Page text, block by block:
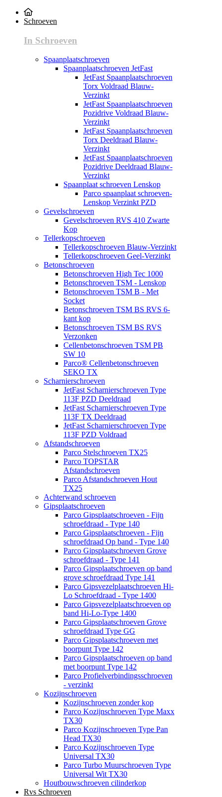
Schroeven
In Schroeven
Spaanplaatschroeven
Spaanplaatschroeven JetFast
JetFast Spaanplaatschroeven
Torx Voldraad Blauw-
Verzinkt
JetFast Spaanplaatschroeven
Pozidrive Voldraad Blauw-
Verzinkt
JetFast Spaanplaatschroeven
Torx Deeldraad Blauw-
Verzinkt
JetFast Spaanplaatschroeven
Pozidrive Deeldraad Blauw-
Verzinkt
Spaanplaat schroeven Lenskop
Parco spaanplaat schroeven-
Lenskop Verzinkt PZD
Gevelschroeven
Gevelschroeven RVS 410 Zwarte
Kop
Tellerkopschroeven
Tellerkopschroeven Blauw-Verzinkt
Tellerkopschroeven Geel-Verzinkt
Betonschroeven
Betonschroeven High Tec 1000
Betonschroeven TSM - Lenskop
Betonschroeven TSM B - Met
Socket
Betonschroeven TSM BS RVS 6-
kant kop
Betonschroeven TSM BS RVS
Verzonken
Cellenbetonschroeven TSM PB
SW 10
Parco® Cellenbetonschroeven
SEKO TX
Scharnierschroeven
JetFast Scharnierschroeven Type
113F PZD Deeldraad
JetFast Scharnierschroeven Type
113F TX Deeldraad
JetFast Scharnierschroeven Type
113F PZD Voldraad
Afstandschroeven
Parco Stelschroeven TX25
Parco TOPSTAR
Afstandschroeven
Parco Afstandschroeven Hout
TX25
Achterwand schroeven
Gipsplaatschroeven
Parco Gipsplaatschroeven - Fijn
schroefdraad - Type 140
Parco Gipsplaatschroeven - Fijn
schroefdraad Op band - Type 140
Parco Gipsplaatschroeven Grove
schroefdraad - Type 141
Parco Gipsplaatschroeven op band
grove schroefdraad Type 141
Parco Gipsvezelplaatschroeven Hi-
Lo Schroefdraad - Type 1400
Parco Gipsvezelplaatschroeven op
band Hi-Lo-Type 1400
Parco Gipsplaatschroeven Grove
schroefdraad Type GG
Parco Gipsplaatschroeven met
boorpunt Type 142
Parco Gipsplaatschroeven op band
met boorpunt Type 142
Parco Profielverbindingsschroeven
- verzinkt
Kozijnschroeven
Kozijnschroeven zonder kop
Parco Kozijnschroeven Type Maxx
TX30
Parco Kozijnschroeven Type Pan
Head TX30
Parco Kozijnschroeven Type
Universal TX30
Parco Turbo Muurschroeven Type
Universal Wit TX30
Houtbouwschroeven cilinderkop
Rvs Schroeven